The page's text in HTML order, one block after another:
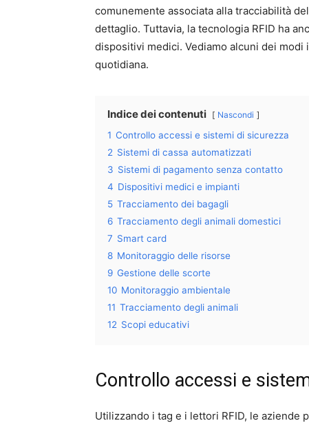
comunemente associata alla tracciabilità
dettaglio. Tuttavia, la tecnologia RFID ha
dispositivi medici. Vediamo alcuni dei
quotidiana.
Indice dei contenuti Nascondi
1 Controllo accessi e sistemi di sicurezza
2 Sistemi di cassa automatizzati
3 Sistemi di pagamento senza contatto
4 Dispositivi medici e impianti
5 Tracciamento dei bagagli
6 Tracciamento degli animali domestici
7 Smart card
8 Monitoraggio delle risorse
9 Gestione delle scorte
10 Monitoraggio ambientale
11 Tracciamento degli animali
12 Scopi educativi
Controllo accessi e
Utilizzando i tag e i lettori RFID, le